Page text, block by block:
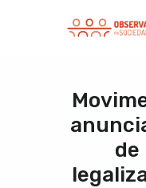
de
Home
Sobre
Notícias